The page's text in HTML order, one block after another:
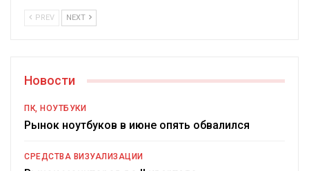
PREV NEXT
Новости
ПК, НОУТБУКИ
Рынок ноутбуков в июне опять обвалился
СРЕДСТВА ВИЗУАЛИЗАЦИИ